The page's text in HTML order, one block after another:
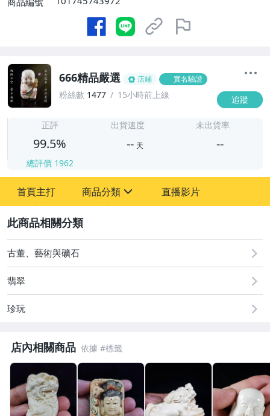
666精品嚴選 店鋪 實名驗證
粉絲數 1477 15小時前上線 追蹤
正評
99.5%
總評價 1962
出貨速度
-- 天
未出貨率
--
首頁主打 商品分類
一元起標競標
壽山石
水 晶
直播影片
古董、藝術與礦石
翡翠
珍玩
店內相關商品